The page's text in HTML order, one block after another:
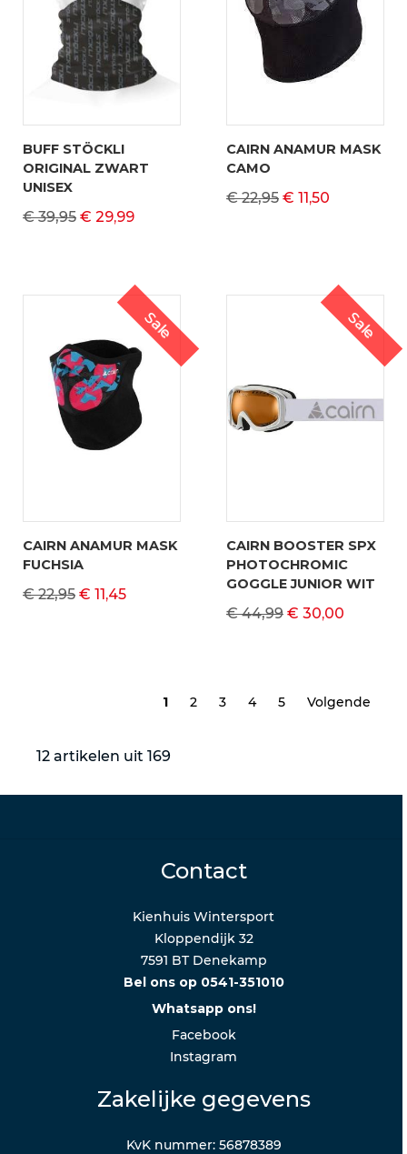
BUFF STÖCKLI
ORIGINAL ZWART
UNISEX
€ 39,95 € 29,99
CAIRN ANAMUR MASK
CAMO
€ 22,95 € 11,50
Sale
CAIRN ANAMUR MASK
FUCHSIA
€ 22,95 € 11,45
Sale
CAIRN BOOSTER SPX
PHOTOCHROMIC
GOGGLE JUNIOR WIT
€ 44,99 € 30,00
1 2 3 4 5 Volgende
12 artikelen uit 169
Contact
Kienhuis Wintersport
Kloppendijk 32
7591 BT Denekamp
Bel ons op 0541-351010
Whatsapp ons!
Facebook
Instagram
Zakelijke gegevens
KvK nummer: 56878389